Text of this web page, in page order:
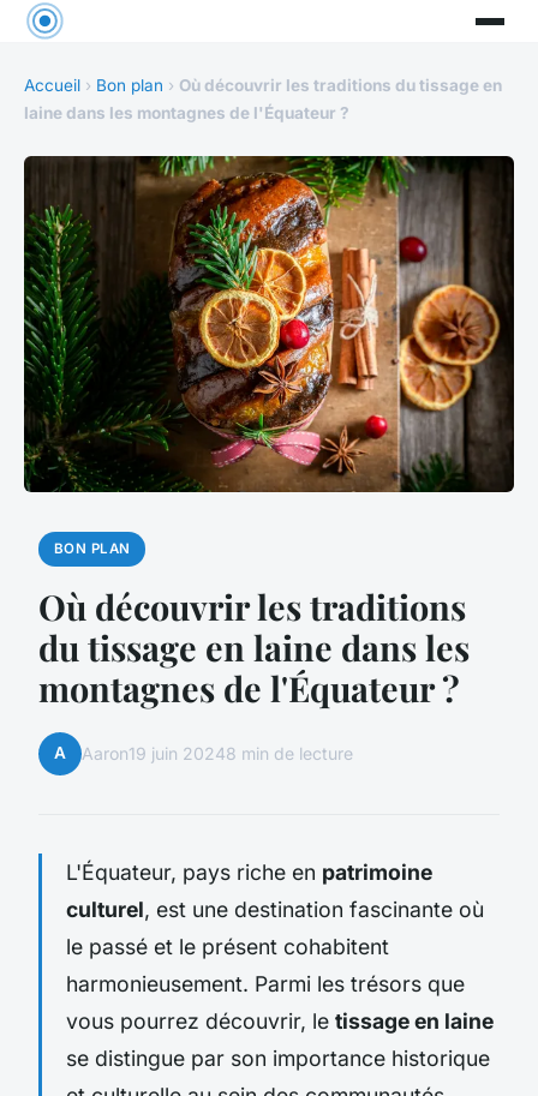
Accueil › Bon plan › Où découvrir les traditions du tissage en
laine dans les montagnes de l'Équateur ?
BON PLAN
Où découvrir les traditions
du tissage en laine dans les
montagnes de l'Équateur ?
A Aaron19 juin 20248 min de lecture
L'Équateur, pays riche en patrimoine
culturel, est une destination fascinante où
le passé et le présent cohabitent
harmonieusement. Parmi les trésors que
vous pourrez découvrir, le tissage en laine
se distingue par son importance historique